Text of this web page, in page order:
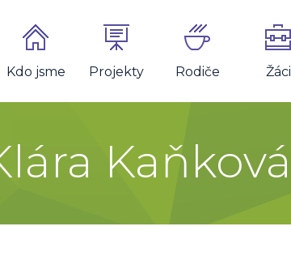
Kdo jsme Projekty Rodiče Žáci
Kaňková